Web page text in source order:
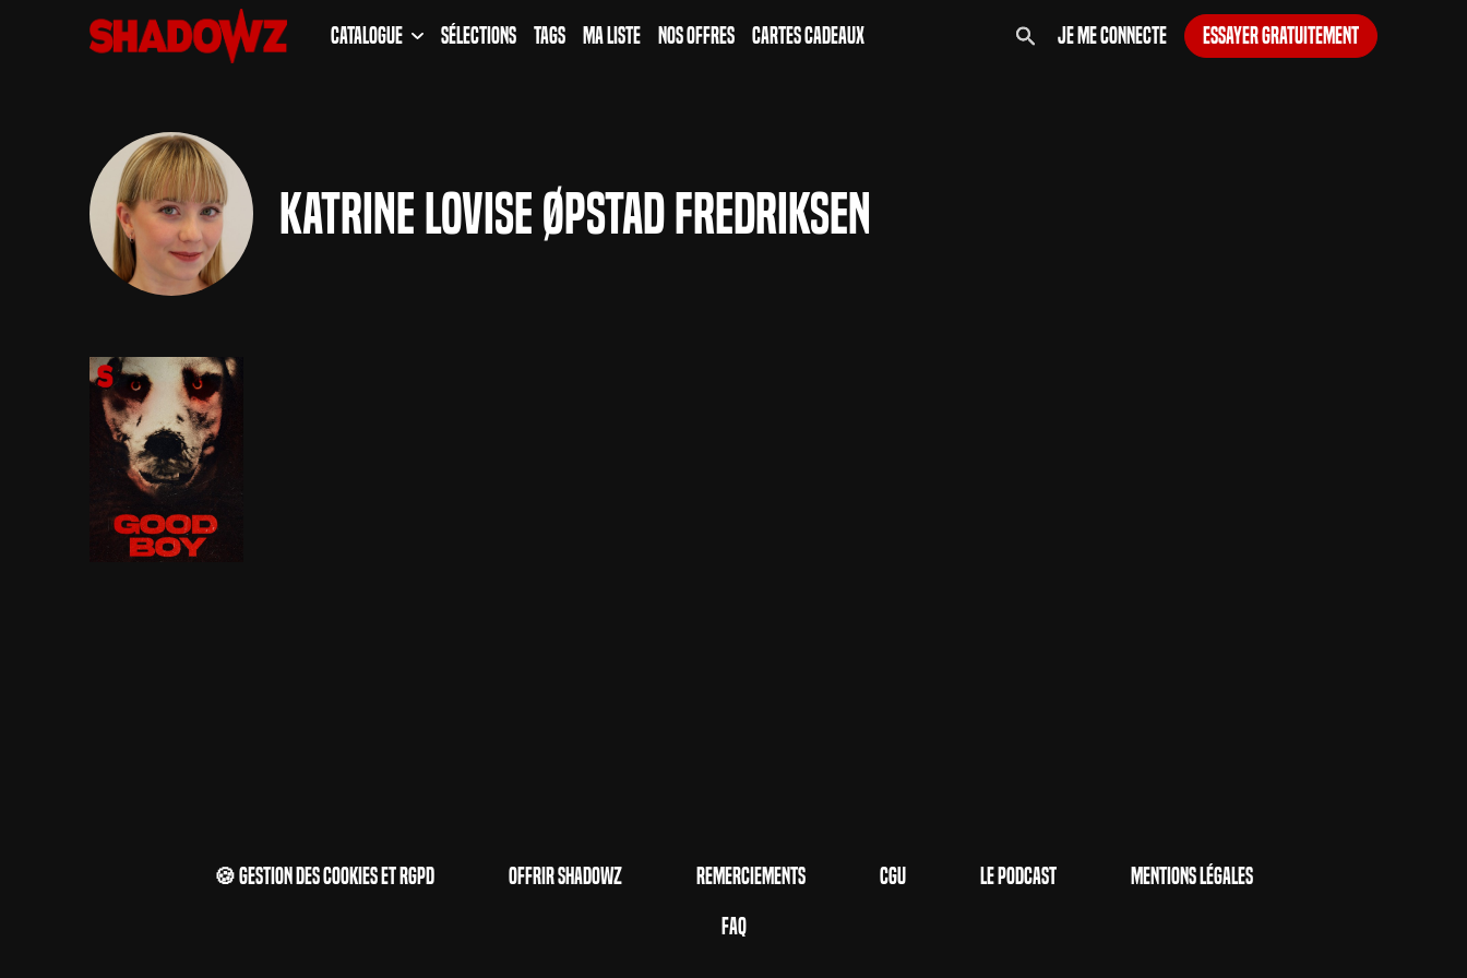
Catalogue Sélections Tags Ma Liste Nos Offres Cartes Cadeaux Je me connecte Essayer gratuitement
Katrine Lovise Øpstad Fredriksen
🍪 Gestion des cookies et RGPD Offrir Shadowz Remerciements CGU Le Podcast
Mentions Légales
FAQ